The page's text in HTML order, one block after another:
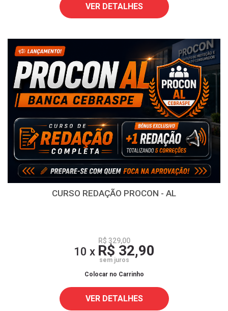
VER DETALHES
CURSO REDAÇÃO PROCON - AL
R$ 329,00
10 x R$ 32,90
sem juros
Colocar no Carrinho
VER DETALHES